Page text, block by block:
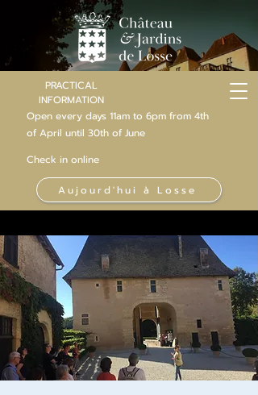
PRACTICAL
INFORMATION
Open every days 11am to 6pm from 4th
of April until 30th of June
Check in online
Aujourd'hui à Losse